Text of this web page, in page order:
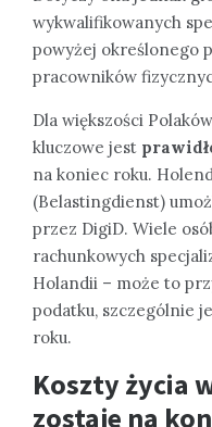
wykwalifikowanych
powyżej określonego
pracowników
Dla większości
kluczowe jest
na koniec roku.
(Belastingdienst)
przez DigiD. Wiele
rachunkowych
Holandii – może to
podatku, szczególnie
roku.
Koszty życia
zostaje na